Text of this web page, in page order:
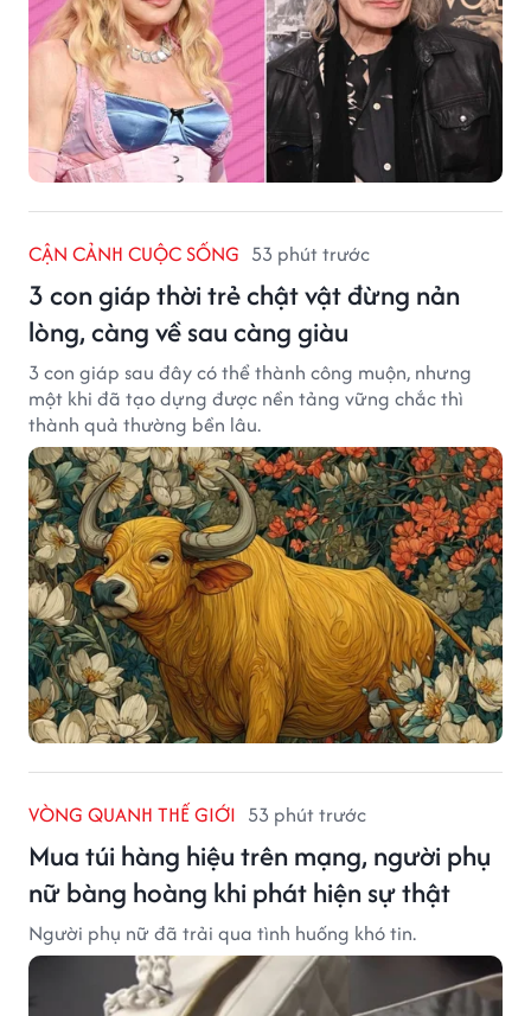
CẬN CẢNH CUỘC SỐNG 53 phút trước
3 con giáp thời trẻ chật vật đừng nản
lòng, càng về sau càng giàu
3 con giáp sau đây có thể thành công muộn, nhưng
một khi đã tạo dựng được nền tảng vững chắc thì
thành quả thường bền lâu.
VÒNG QUANH THẾ GIỚI 53 phút trước
Mua túi hàng hiệu trên mạng, người phụ
nữ bàng hoàng khi phát hiện sự thật
Người phụ nữ đã trải qua tình huống khó tin.